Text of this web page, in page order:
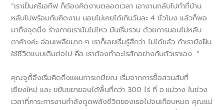
“เราเป็นครีเอทีฟ ก็ต้องคิดงานตลอดเวลา เอางานกลับไปทำที่บ้าน
หลับไปพร้อมกับคิดงาน นอนไม่เคยได้เกินวันละ 4 ชั่วโมง แล้วก็พอ
มาถึงจุดนึง ร่างกายเรามันไม่ไหว มันเริ่มรวน ด้วยการนอนไม่หลับ
ตาค้างค่ะ อ่อนเพลียมาก ๆ เราก็เลยเริ่มรู้สึกว่า ไม่ได้แล้ว ถ้าเรายังฝืน
ใช้ชีวิตแบบเดิมต่อไป คือ เราต้องทำอะไรสักอย่างกับตัวเราเอง…”
คุณจูดี้จึงเริ่มคิดถึงแผนการเกษียณ เริ่มจากการซื้อสวนส้มที่
เชียงใหม่ และ ขยับขยายจนได้พื้นที่กว่า 300 ไร่ ที่ อ.แม่วาง ในช่วง
เวลาที่ภาระการงานกำลังดูดพลังชีวิตของเธอไปจนเกือบหมด คุณแม่